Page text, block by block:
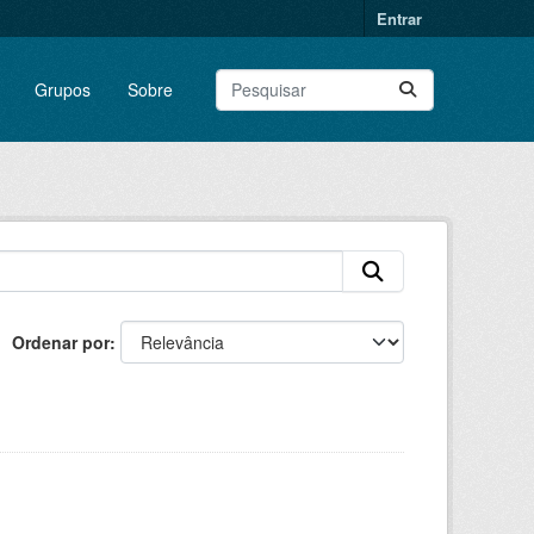
Entrar
Grupos Sobre
Ordenar por